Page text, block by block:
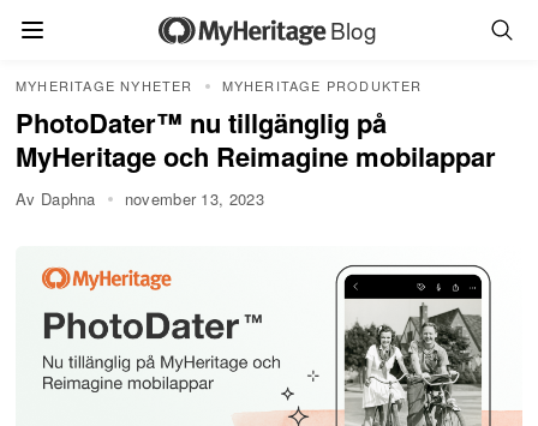
Blog
MYHERITAGE NYHETER MYHERITAGE PRODUKTER
PhotoDater™ nu tillgänglig på
MyHeritage och Reimagine mobilappar
Av Daphna november 13, 2023